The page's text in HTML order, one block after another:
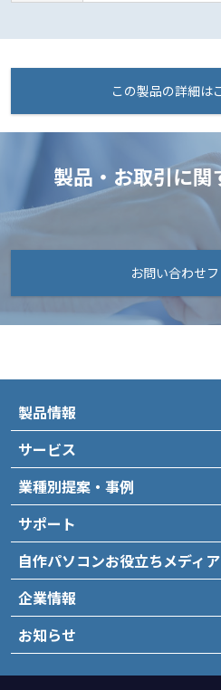
この製品の詳細は
製品・お取引に関
お問い合わせ
製品情報
サービス
業種別提案・事例
サポート
自作パソコンお役立ちメディア
企業情報
お知らせ